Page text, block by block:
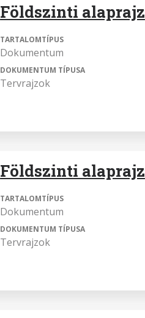
Földszinti alaprajz
TARTALOMTÍPUS
Dokumentum
DOKUMENTUM TÍPUSA
Tervrajzok
Földszinti alaprajz
TARTALOMTÍPUS
Dokumentum
DOKUMENTUM TÍPUSA
Tervrajzok